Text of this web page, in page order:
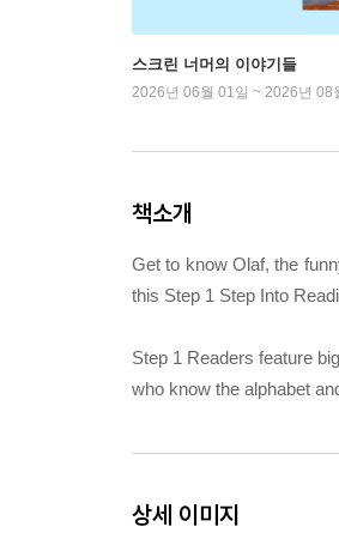
스크린 너머의 이야기들
2026년 06월 01일 ~ 2026년 08
책소개
Get to know Olaf, the
this Step 1 Step Into
Step 1 Readers feature
who know the alphabet
상세 이미지